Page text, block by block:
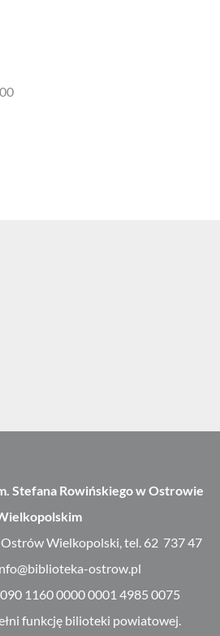
Stefana Rowińskiego w Ostrowie
Wielkopolski, tel. 62 737 47
ostrow.pl
1160 0000 0001 4985 0075
funkcję bilioteki powiatowej.